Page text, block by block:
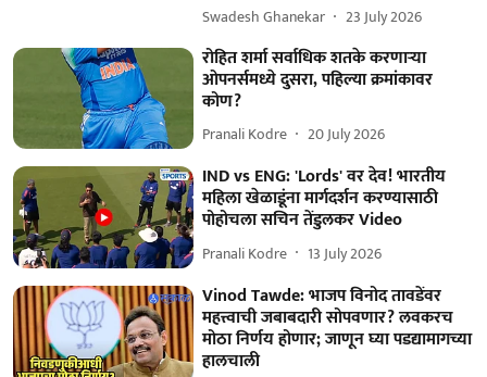
Swadesh Ghanekar 23 July 2026
रोहित शर्मा सर्वाधिक शतके करणाऱ्या
ओपनर्समध्ये दुसरा, पहिल्या क्रमांकावर
कोण?
Pranali Kodre 20 July 2026
IND vs ENG: 'Lords' वर देव! भारतीय
महिला खेळाडूंना मार्गदर्शन करण्यासाठी
पोहोचला सचिन तेंडुलकर Video
Pranali Kodre 13 July 2026
Vinod Tawde: भाजप विनोद तावडेंवर
महत्त्वाची जबाबदारी सोपवणार? लवकरच
मोठा निर्णय होणार; जाणून घ्या पडद्यामागच्या
हालचाली